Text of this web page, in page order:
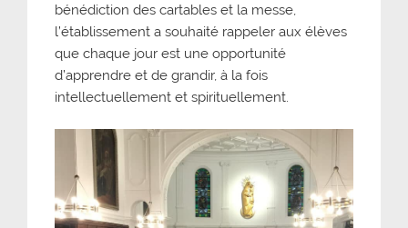
bénédiction des cartables et la messe,
l’établissement a souhaité rappeler aux élèves
que chaque jour est une opportunité
d’apprendre et de grandir, à la fois
intellectuellement et spirituellement.